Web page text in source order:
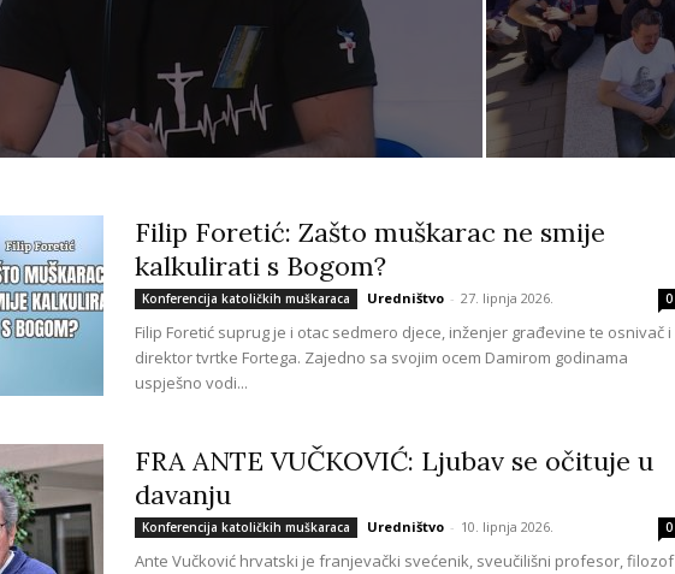
Filip Foretić: Zašto muškarac ne smije
kalkulirati s Bogom?
Konferencija katoličkih muškaraca Uredništvo - 27. lipnja 2026. 0
Filip Foretić suprug je i otac sedmero djece, inženjer građevine te osnivač i
direktor tvrtke Fortega. Zajedno sa svojim ocem Damirom godinama
uspješno vodi...
FRA ANTE VUČKOVIĆ: Ljubav se očituje u
davanju
Konferencija katoličkih muškaraca Uredništvo - 10. lipnja 2026. 0
Ante Vučković hrvatski je franjevački svećenik, sveučilišni profesor, filozof